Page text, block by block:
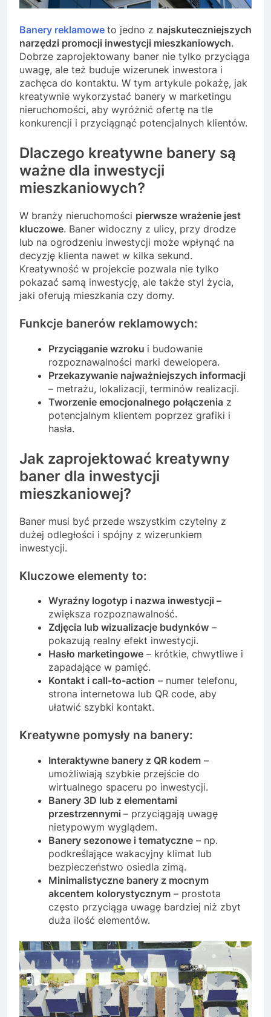
Banery reklamowe to jedno z najskuteczniejszych
narzędzi promocji inwestycji mieszkaniowych.
Dobrze zaprojektowany baner nie tylko przyciąga
uwagę, ale też buduje wizerunek inwestora i
zachęca do kontaktu. W tym artykule pokażę, jak
kreatywnie wykorzystać banery w marketingu
nieruchomości, aby wyróżnić ofertę na tle
konkurencji i przyciągnąć potencjalnych klientów.
Dlaczego kreatywne banery są
ważne dla inwestycji
mieszkaniowych?
W branży nieruchomości pierwsze wrażenie jest
kluczowe. Baner widoczny z ulicy, przy drodze
lub na ogrodzeniu inwestycji może wpłynąć na
decyzję klienta nawet w kilka sekund.
Kreatywność w projekcie pozwala nie tylko
pokazać samą inwestycję, ale także styl życia,
jaki oferują mieszkania czy domy.
Funkcje banerów reklamowych:
Przyciąganie wzroku i budowanie
rozpoznawalności marki dewelopera.
Przekazywanie najważniejszych informacji
– metrażu, lokalizacji, terminów realizacji.
Tworzenie emocjonalnego połączenia z
potencjalnym klientem poprzez grafiki i
hasła.
Jak zaprojektować kreatywny
baner dla inwestycji
mieszkaniowej?
Baner musi być przede wszystkim czytelny z
dużej odległości i spójny z wizerunkiem
inwestycji.
Kluczowe elementy to:
Wyraźny logotyp i nazwa inwestycji –
zwiększa rozpoznawalność.
Zdjęcia lub wizualizacje budynków –
pokazują realny efekt inwestycji.
Hasło marketingowe – krótkie, chwytliwe i
zapadające w pamięć.
Kontakt i call-to-action – numer telefonu,
strona internetowa lub QR code, aby
ułatwić szybki kontakt.
Kreatywne pomysły na banery:
Interaktywne banery z QR kodem –
umożliwiają szybkie przejście do
wirtualnego spaceru po inwestycji.
Banery 3D lub z elementami
przestrzennymi – przyciągają uwagę
nietypowym wyglądem.
Banery sezonowe i tematyczne – np.
podkreślające wakacyjny klimat lub
bezpieczeństwo osiedla zimą.
Minimalistyczne banery z mocnym
akcentem kolorystycznym – prostota
często przyciąga uwagę bardziej niż zbyt
duża ilość elementów.